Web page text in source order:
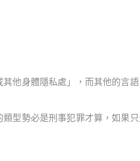
他身體隱私處」，而其他的言
型勢必是刑事犯罪才算，如果